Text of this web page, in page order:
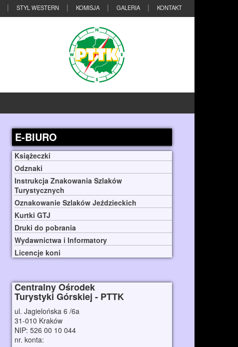
STYL WESTERN KOMISJA GALERIA KONTAKT
E-BIURO
Książeczki
Odznaki
Instrukcja Znakowania Szlaków
Turystycznych
Oznakowanie Szlaków Jeździeckich
Kurtki GTJ
Druki do pobrania
Wydawnictwa i Informatory
Licencje koni
Centralny Ośrodek
Turystyki Górskiej - PTTK
ul. Jagielońska 6 /6a
31-010 Kraków
NIP: 526 00 10 044
nr. konta: